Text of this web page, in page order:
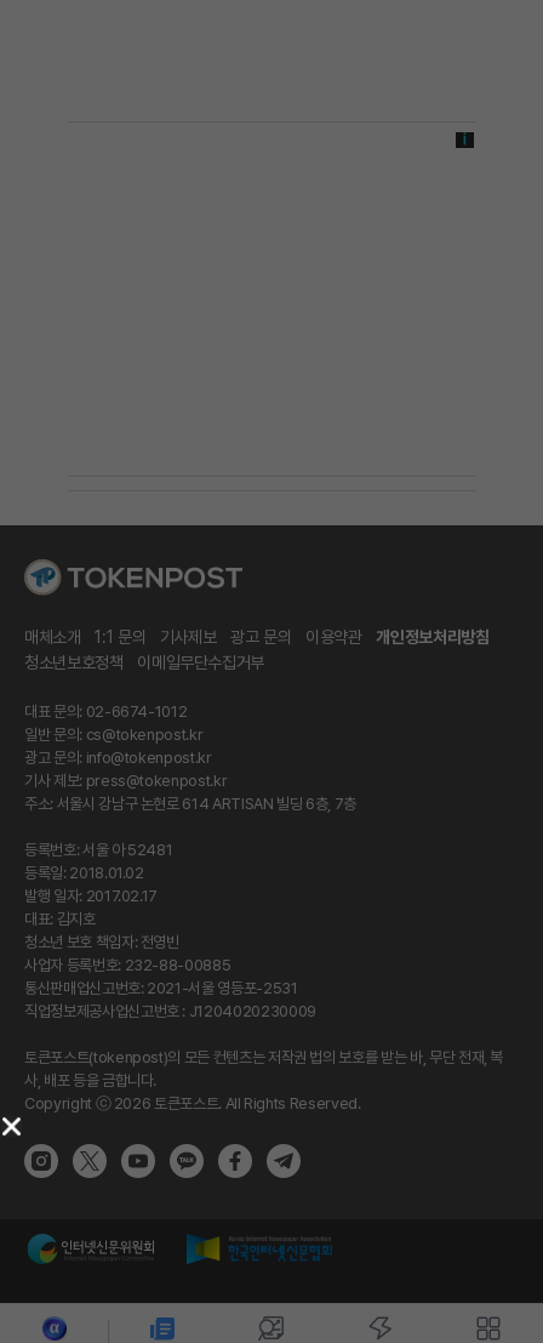
매체소개 1:1 문의 기사제보 광고 문의 이용약관
개인정보처리방침
청소년보호정책
이메일무단수집거부
대표 문의: 02-6674-1012
일반 문의: cs@tokenpost.kr
광고 문의: info@tokenpost.kr
기사 제보: press@tokenpost.kr
주소: 서울시 강남구 논현로 614 ARTISAN 빌딩 6층, 7층
등록번호: 서울 아 52481
등록일: 2018.01.02
발행 일자: 2017.02.17
대표: 김지호
청소년 보호 책임자: 전영빈
사업자 등록번호: 232-88-00885
통신판매업신고번호: 2021-서울 영등포-2531
직업정보제공사업신고번호 : J1204020230009
토큰포스트(tokenpost)의 모든 컨텐츠는 저작권 법의 보호를 받는 바, 무단 전재, 복
사, 배포 등을 금합니다.
Copyright ⓒ 2026 토큰포스트. All Rights Reserved.